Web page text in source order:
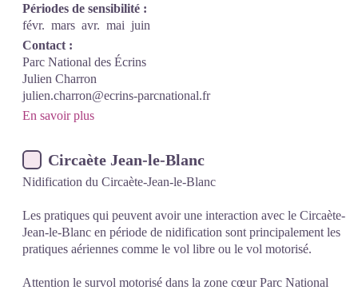
Périodes de sensibilité :
févr. mars avr. mai juin
Contact :
Parc National des Écrins
Julien Charron
julien.charron@ecrins-parcnational.fr
En savoir plus
Circaète Jean-le-Blanc
Nidification du Circaète-Jean-le-Blanc
Les pratiques qui peuvent avoir une interaction avec le Circaète-
Jean-le-Blanc en période de nidification sont principalement les
pratiques aériennes comme le vol libre ou le vol motorisé.
Attention le survol motorisé dans la zone cœur Parc National